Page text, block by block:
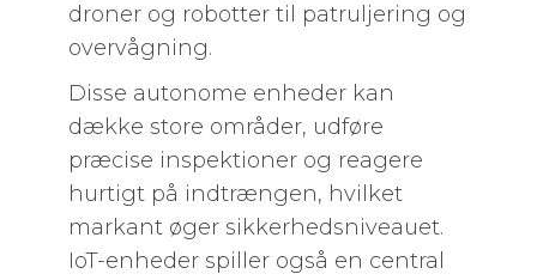
droner og robotter til patruljering og
overvågning.
Disse autonome enheder kan
dække store områder, udføre
præcise inspektioner og reagere
hurtigt på indtrængen, hvilket
markant øger sikkerhedsniveauet.
IoT-enheder spiller også en central